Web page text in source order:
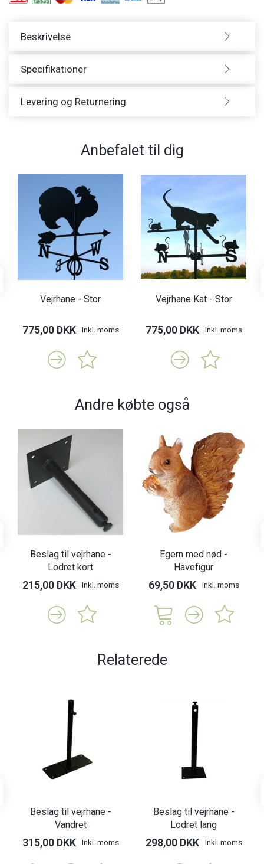
Beskrivelse
Specifikationer
Levering og Returnering
Anbefalet til dig
Vejrhane - Stor
775,00 DKK Inkl. moms
Vejrhane Kat - Stor
775,00 DKK Inkl. moms
Andre købte også
Beslag til vejrhane -
Lodret kort
215,00 DKK Inkl. moms
Egern med nød -
Havefigur
69,50 DKK Inkl. moms
Relaterede
Beslag til vejrhane -
Vandret
315,00 DKK Inkl. moms
Beslag til vejrhane -
Lodret lang
298,00 DKK Inkl. moms